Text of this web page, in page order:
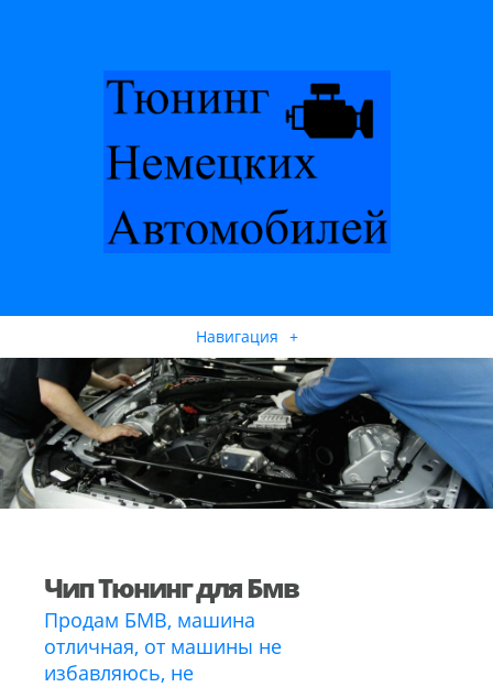
Навигация +
Чип Тюнинг для Бмв
Продам БМВ, машина
отличная, от машины не
избавляюсь, не